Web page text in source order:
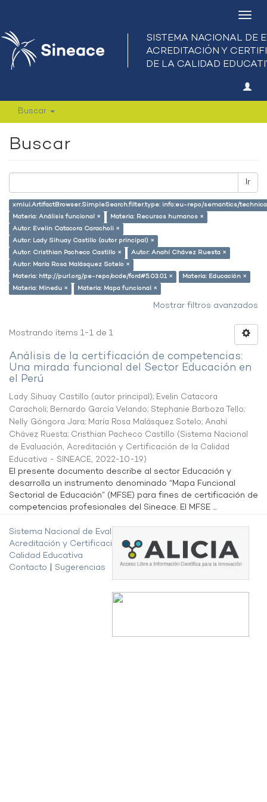
Buscar
Buscar
Ir
xmlui.ArtifactBrowser.SimpleSearch.filter.type: info:eu-repo/semantics/
Materia: Análisis funcional ×
Materia: Recursos humanos ×
Autor: Evelin Catacora Caracholi ×
Autor: Lady Sihuay Castillo (autor principal) ×
Autor: Cristhian Pacheco Castillo ×
Autor: Anahí Chávez Ruesta ×
Autor: María Rosa Malásquez Sotelo ×
Materia: http://purl.org/pe-repo/ocde/ford#5.03.01 ×
Materia: Educación ×
Materia: Minedu ×
Materia: Mapa funcional ×
Mostrar filtros avanzados
Mostrando ítems 1-1 de 1
Análisis de la certificación de competencias:
Una mirada funcional del Sector Educación en
el Perú
Lady Sihuay Castillo (autor principal); Evelin Catacora
Caracholi; Bernardo García Velando; Stephanie Barboza Tello;
Nelly Góngora Jara; María Rosa Malásquez Sotelo; Anahí
Chávez Ruesta; Cristhian Pacheco Castillo (Sistema Nacional
de Evaluación, Acreditación y Certificación de la Calidad
Educativa - SINEACE, 2022-10-19)
El presente documento describe al sector Educación y
desarrolla un instrumento denominado “Mapa Funcional
Sectorial de Educación” (MFSE) para fines de certificación de
competencias profesionales del Sineace. El MFSE ...
Sistema Nacional de Evaluación,
Acreditación y Certificación de la
Calidad Educativa
Contacto
Sugerencias